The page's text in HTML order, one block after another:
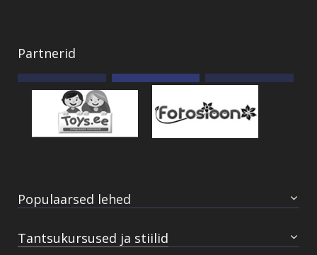
Partnerid
Populaarsed lehed
Tunniplaanid
Tantsukursused ja stiilid